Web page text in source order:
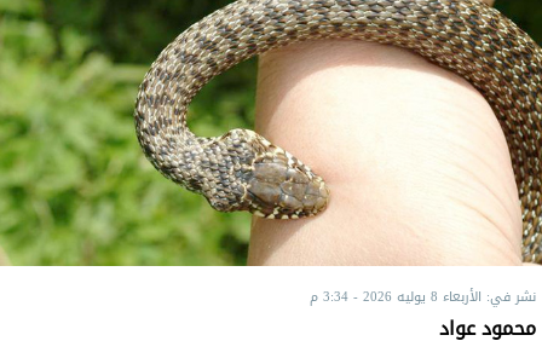
نشر في: الأربعاء 8 يوليه 2026 - 3:34 م
محمود عواد